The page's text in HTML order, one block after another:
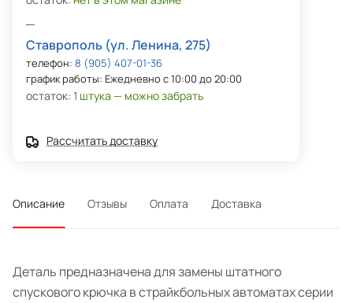
Ставрополь (ул. Ленина, 275)
телефон: 8 (905) 407-01-36
график работы: Ежедневно с 10:00 до 20:00
остаток: 1 штука — можно забрать
Рассчитать доставку
Описание Отзывы Оплата Доставка
Деталь предназначена для замены штатного
спускового крючка в страйкбольных автоматах серии